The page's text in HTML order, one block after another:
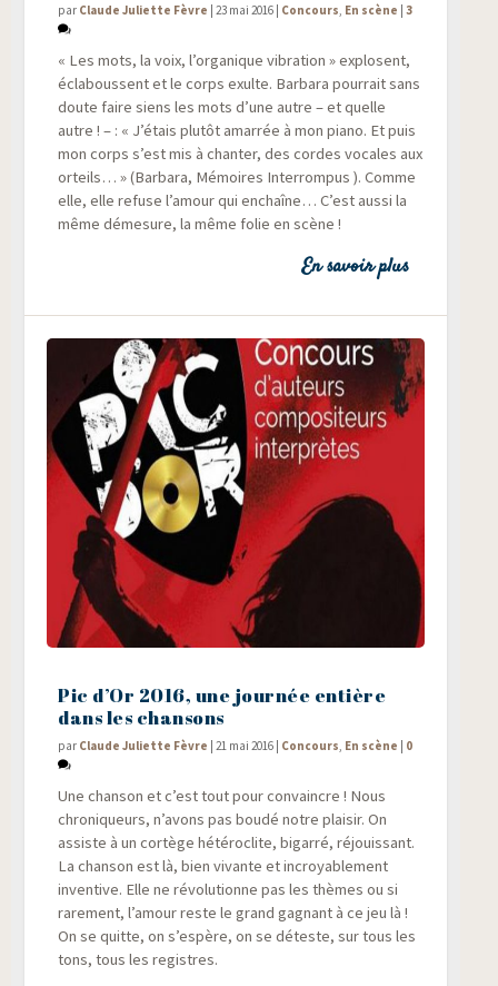
par Claude Juliette Fèvre |23 mai 2016 Concours, En scène |3
« Les mots, la voix, l’organique vibra­tion » explosent,
écla­boussent et le corps exulte. Bar­ba­ra pour­rait sans
doute faire siens les mots d’une autre – et quelle
autre ! – : « J’étais plu­tôt amar­rée à mon pia­no. Et puis
mon corps s’est mis à chan­ter, des cordes vocales aux
orteils… » (Bar­ba­ra, Mémoires Inter­rom­pus ). Comme
elle, elle refuse l’amour qui enchaîne… C’est aus­si la
même déme­sure, la même folie en scène !
En savoir plus
Pic d’Or 2016, une journée entière
dans les chansons
par Claude Juliette Fèvre |21 mai 2016 Concours, En scène 0
Une chan­son et c’est tout pour convaincre ! Nous
chro­ni­queurs, n’avons pas bou­dé notre plai­sir. On
assiste à un cor­tège hété­ro­clite, bigar­ré, réjouis­sant.
La chan­son est là, bien vivante et incroya­ble­ment
inven­tive. Elle ne révo­lu­tionne pas les thèmes ou si
rare­ment, l’amour reste le grand gagnant à ce jeu là !
On se quitte, on s’espère, on se déteste, sur tous les
tons, tous les registres.